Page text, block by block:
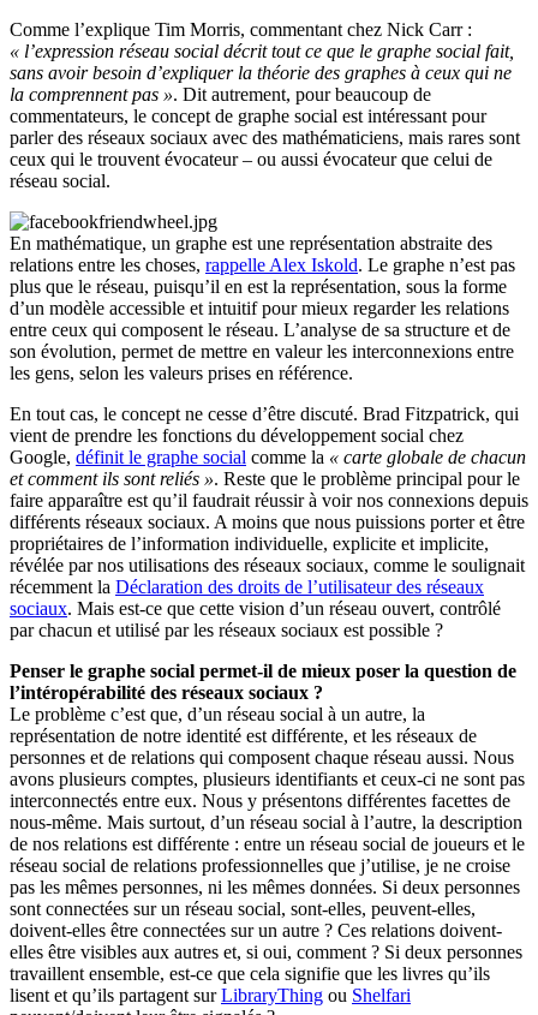
Comme l’explique Tim Morris, commentant chez Nick Carr :
« l’expression réseau social décrit tout ce que le graphe social fait,
sans avoir besoin d’expliquer la théorie des graphes à ceux qui ne
la comprennent pas ». Dit autrement, pour beaucoup de
commentateurs, le concept de graphe social est intéressant pour
parler des réseaux sociaux avec des mathématiciens, mais rares sont
ceux qui le trouvent évocateur – ou aussi évocateur que celui de
réseau social.
En mathématique, un graphe est une représentation abstraite des
relations entre les choses, rappelle Alex Iskold. Le graphe n’est pas
plus que le réseau, puisqu’il en est la représentation, sous la forme
d’un modèle accessible et intuitif pour mieux regarder les relations
entre ceux qui composent le réseau. L’analyse de sa structure et de
son évolution, permet de mettre en valeur les interconnexions entre
les gens, selon les valeurs prises en référence.
En tout cas, le concept ne cesse d’être discuté. Brad Fitzpatrick, qui
vient de prendre les fonctions du développement social chez
Google, définit le graphe social comme la « carte globale de chacun
et comment ils sont reliés ». Reste que le problème principal pour le
faire apparaître est qu’il faudrait réussir à voir nos connexions depuis
différents réseaux sociaux. A moins que nous puissions porter et être
propriétaires de l’information individuelle, explicite et implicite,
révélée par nos utilisations des réseaux sociaux, comme le soulignait
récemment la Déclaration des droits de l’utilisateur des réseaux
sociaux. Mais est-ce que cette vision d’un réseau ouvert, contrôlé
par chacun et utilisé par les réseaux sociaux est possible ?
Penser le graphe social permet-il de mieux poser la question de
l’intéropérabilité des réseaux sociaux ?
Le problème c’est que, d’un réseau social à un autre, la
représentation de notre identité est différente, et les réseaux de
personnes et de relations qui composent chaque réseau aussi. Nous
avons plusieurs comptes, plusieurs identifiants et ceux-ci ne sont pas
interconnectés entre eux. Nous y présentons différentes facettes de
nous-même. Mais surtout, d’un réseau social à l’autre, la description
de nos relations est différente : entre un réseau social de joueurs et le
réseau social de relations professionnelles que j’utilise, je ne croise
pas les mêmes personnes, ni les mêmes données. Si deux personnes
sont connectées sur un réseau social, sont-elles, peuvent-elles,
doivent-elles être connectées sur un autre ? Ces relations doivent-
elles être visibles aux autres et, si oui, comment ? Si deux personnes
travaillent ensemble, est-ce que cela signifie que les livres qu’ils
lisent et qu’ils partagent surLibraryThing ou Shelfari